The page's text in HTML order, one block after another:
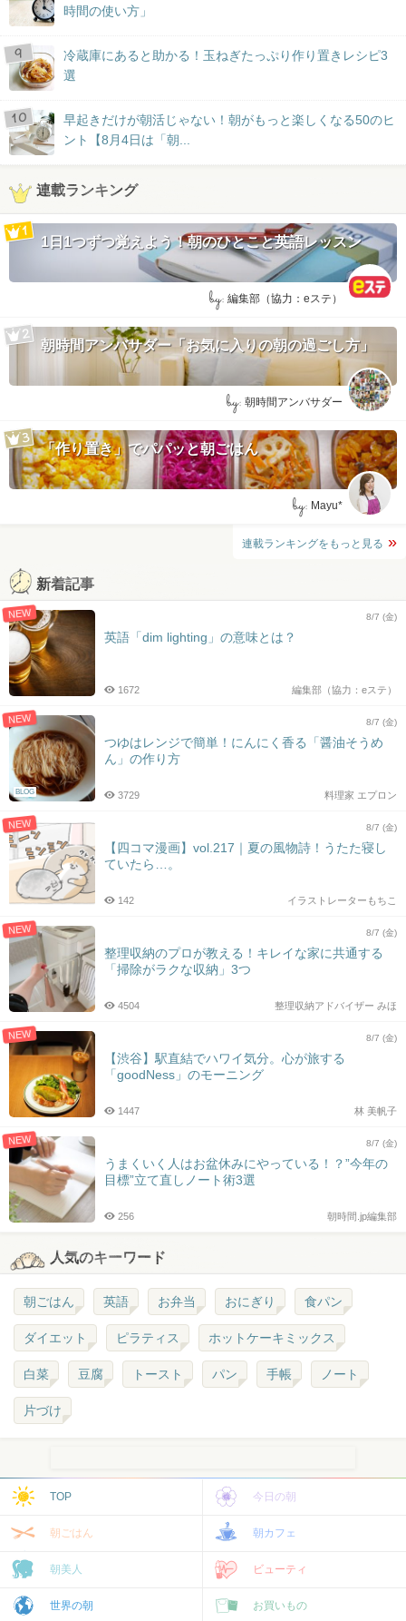
時間の使い方」
冷蔵庫にあると助かる！玉ねぎたっぷり作り置きレシピ3
選
早起きだけが朝活じゃない！朝がもっと楽しくなる50のヒ
ント【8月4日は「朝...
連載ランキング
1日1つずつ覚えよう！朝のひとこと英語レッスン
by: 編集部（協力：eステ）
朝時間アンバサダー「お気に入りの朝の過ごし方」
by: 朝時間アンバサダー
「作り置き」でパパッと朝ごはん
by: Mayu*
連載ランキングをもっと見る
新着記事
NEW 8/7 (金)
英語「dim lighting」の意味とは？
編集部（協力：eステ）
1672
NEW
BLOG
8/7 (金)
つゆはレンジで簡単！にんにく香る「醤油そうめ
ん」の作り方
料理家 エプロン
3729
NEW 8/7 (金)
【四コマ漫画】vol.217｜夏の風物詩！うたた寝し
ていたら…。
イラストレーターもちこ
142
NEW 8/7 (金)
整理収納のプロが教える！キレイな家に共通する
「掃除がラクな収納」3つ
整理収納アドバイザー みほ
4504
NEW 8/7 (金)
【渋谷】駅直結でハワイ気分。心が旅する
「goodNess」のモーニング
林 美帆子
1447
NEW 8/7 (金)
うまくいく人はお盆休みにやっている！？”今年の
目標”立て直しノート術3選
朝時間.jp編集部
256
人気のキーワード
朝ごはん 英語 お弁当 おにぎり 食パン
ダイエット ピラティス ホットケーキミックス
白菜 豆腐 トースト パン 手帳 ノート
片づけ
TOP 今日の朝
朝ごはん 朝カフェ
朝美人 ビューティ
世界の朝 お買いもの